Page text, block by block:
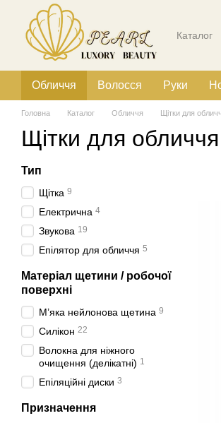
Перейти до основного контенту
Каталог
Обличчя Волосся Руки
Головна Каталог Обличчя Щітки для
Щітки для обличчя
Тип
Щітка 9
Електрична 4
Звукова 19
Епілятор для обличчя 5
Матеріал щетини / робочої
поверхні
М’яка нейлонова щетина 9
Силікон 22
Волокна для ніжного
очищення (делікатні) 1
Епіляційні диски 3
Призначення